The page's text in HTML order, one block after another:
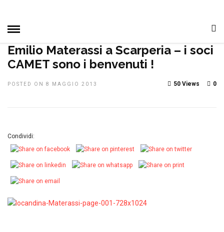
MANIFESTAZIONI
Emilio Materassi a Scarperia – i soci
CAMET sono i benvenuti !
POSTED ON 8 MAGGIO 2013 0
50 Views
Condividi: